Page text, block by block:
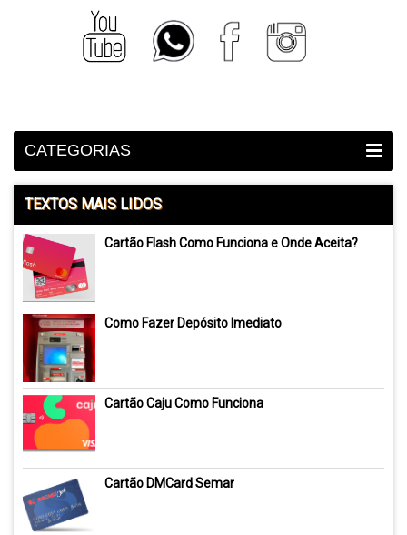
CATEGORIAS
TEXTOS MAIS LIDOS
Cartão Flash Como Funciona e Onde Aceita?
Como Fazer Depósito Imediato
Cartão Caju Como Funciona
Cartão DMCard Semar